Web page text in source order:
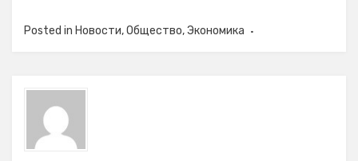
Posted in Новости,Общество,Экономика